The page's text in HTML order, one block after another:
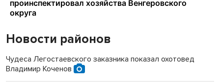
Новости районов
Чудеса Легостаевского заказника показал охотовед
Владимир Коченов